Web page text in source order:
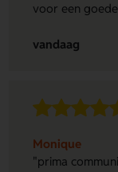
voor een
vandaag
Monique
"prima